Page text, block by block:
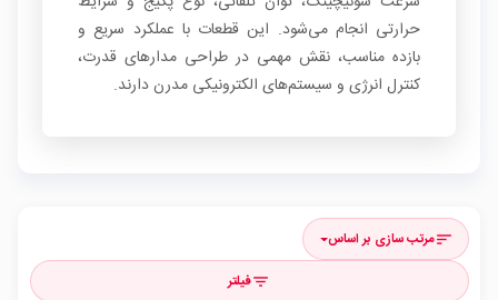
حرارتی انجام می‌شود. این قطعات با عملکرد سریع و
بازده مناسب، نقش مهمی در طراحی مدارهای قدرت،
کنترل انرژی و سیستم‌های الکترونیکی مدرن دارند.
sortمرتب سازی بر اساس
filter_listفیلتر